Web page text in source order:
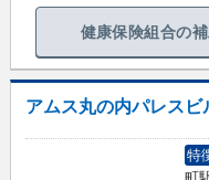
健康保険組合の
アムス丸の内パレスビ
特